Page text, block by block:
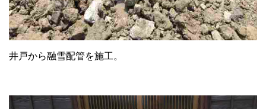
井戸から融雪配管を施工。